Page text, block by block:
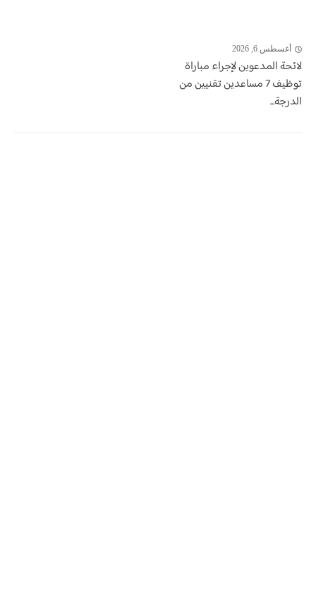
أغسطس 6, 2026
لائحة المدعوين لإجراء مباراة
توظيف 7 مساعدين تقنيين من
الدرجة...